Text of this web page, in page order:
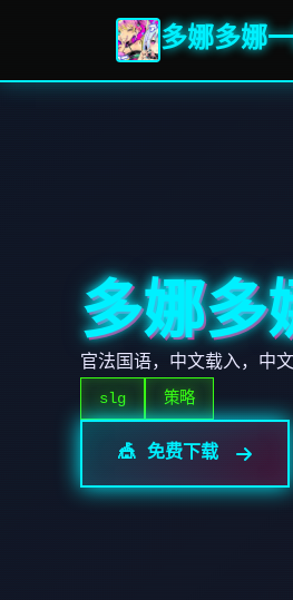
多娜多娜
多娜多
官法国语，中文载入，中
slg 策略
🎪 免费下载